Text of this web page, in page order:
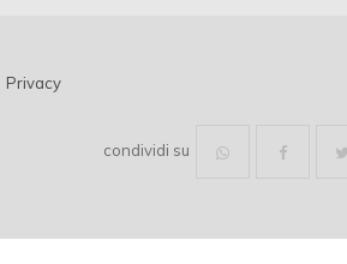
Privacy
condividi su